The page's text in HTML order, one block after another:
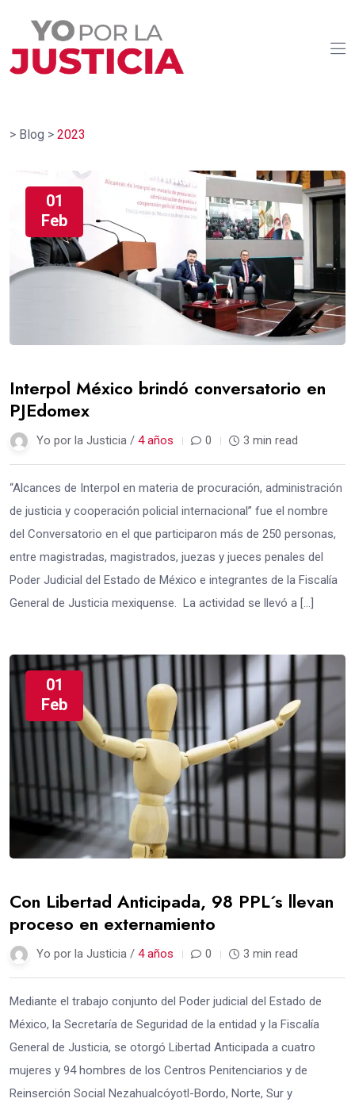
> Blog > 2023
01
Feb
Interpol México brindó conversatorio en
PJEdomex
Yo por la Justicia / 4 años 0 3 min read
“Alcances de Interpol en materia de procuración, administración
de justicia y cooperación policial internacional” fue el nombre
del Conversatorio en el que participaron más de 250 personas,
entre magistradas, magistrados, juezas y jueces penales del
Poder Judicial del Estado de México e integrantes de la Fiscalía
General de Justicia mexiquense. La actividad se llevó a […]
01
Feb
Con Libertad Anticipada, 98 PPL´s llevan
proceso en externamiento
Yo por la Justicia / 4 años 0 3 min read
Mediante el trabajo conjunto del Poder judicial del Estado de
México, la Secretaría de Seguridad de la entidad y la Fiscalía
General de Justicia, se otorgó Libertad Anticipada a cuatro
mujeres y 94 hombres de los Centros Penitenciarios y de
Reinserción Social Nezahualcóyotl-Bordo, Norte, Sur y